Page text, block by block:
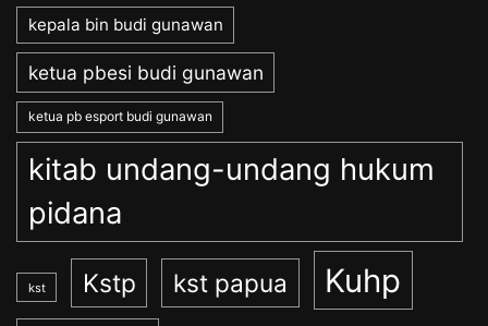
kepala bin budi gunawan
ketua pbesi budi gunawan
ketua pb esport budi gunawan
kitab undang-undang hukum
pidana
kst Kstp kst papua Kuhp